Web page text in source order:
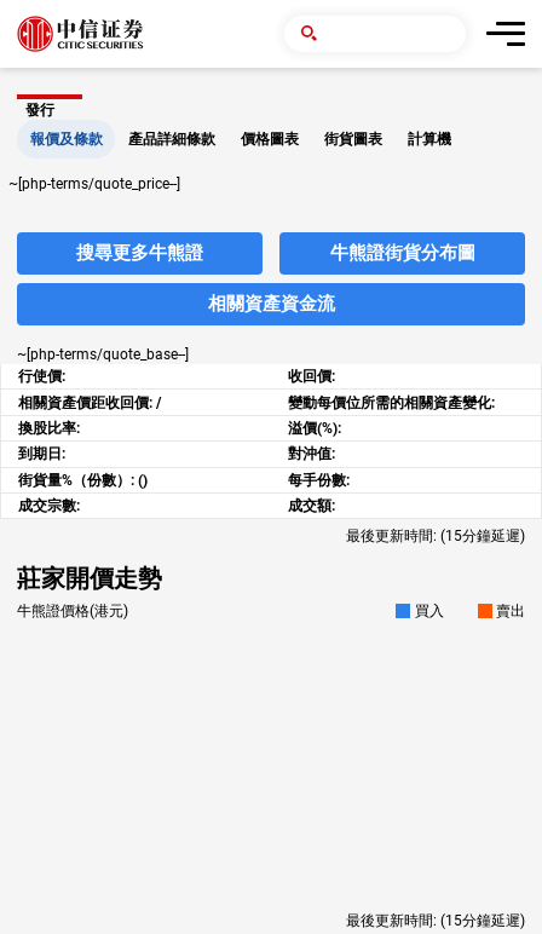
發行
報價及條款
產品詳細條款 價格圖表 街貨圖表 計算機
~[php-terms/quote_price--]
搜尋更多牛熊證 牛熊證街貨分布圖
相關資產資金流
~[php-terms/quote_base--]
行使價:
收回價:
相關資產價距收回價: /
變動每價位所需的相關資產變化:
換股比率:
溢價(%):
到期日:
對沖值:
街貨量%（份數）: ()
每手份數:
成交宗數:
成交額:
最後更新時間: (15分鐘延遲)
莊家開價走勢
牛熊證價格(港元) 買入 賣出
最後更新時間: (15分鐘延遲)